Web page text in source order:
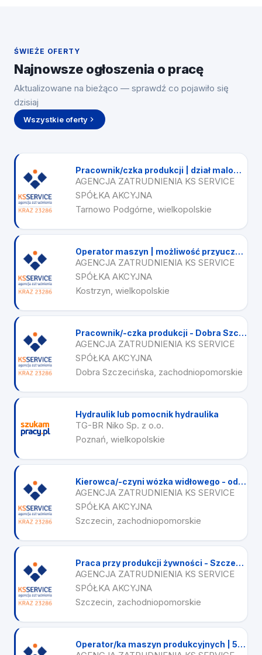
ŚWIEŻE OFERTY
Najnowsze ogłoszenia o pracę
Aktualizowane na bieżąco — sprawdź co pojawiło się
dzisiaj
Wszystkie oferty
Pracownik/czka produkcji | dział malowania ręcznego | Tarnowo Podgórne
AGENCJA ZATRUDNIENIA KS SERVICE
SPÓŁKA AKCYJNA
Tarnowo Podgórne, wielkopolskie
Operator maszyn | możliwość przyuczenia | od zaraz
AGENCJA ZATRUDNIENIA KS SERVICE
SPÓŁKA AKCYJNA
Kostrzyn, wielkopolskie
Pracownik/-czka produkcji - Dobra Szczecińska
AGENCJA ZATRUDNIENIA KS SERVICE
SPÓŁKA AKCYJNA
Dobra Szczecińska, zachodniopomorskie
Hydraulik lub pomocnik hydraulika
TG-BR Niko Sp. z o.o.
Poznań, wielkopolskie
Kierowca/-czyni wózka widłowego - od 6000 - Szczecin
AGENCJA ZATRUDNIENIA KS SERVICE
SPÓŁKA AKCYJNA
Szczecin, zachodniopomorskie
Praca przy produkcji żywności - Szczecin Dąbie - od 6200 zł brutto
AGENCJA ZATRUDNIENIA KS SERVICE
SPÓŁKA AKCYJNA
Szczecin, zachodniopomorskie
Operator/ka maszyn produkcyjnych | 5677 zł | Tarnowo Podgórne